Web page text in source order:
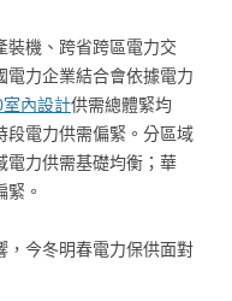
裝機、跨省跨區電力交
力企業結合會依據電力
內設計供需總體緊均
段電力供需偏緊。分區域
電力供需基礎均衡；華
。
，今冬明春電力保供面對